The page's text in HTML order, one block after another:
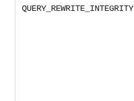
QUERY_REWRITE_INTEGRITY